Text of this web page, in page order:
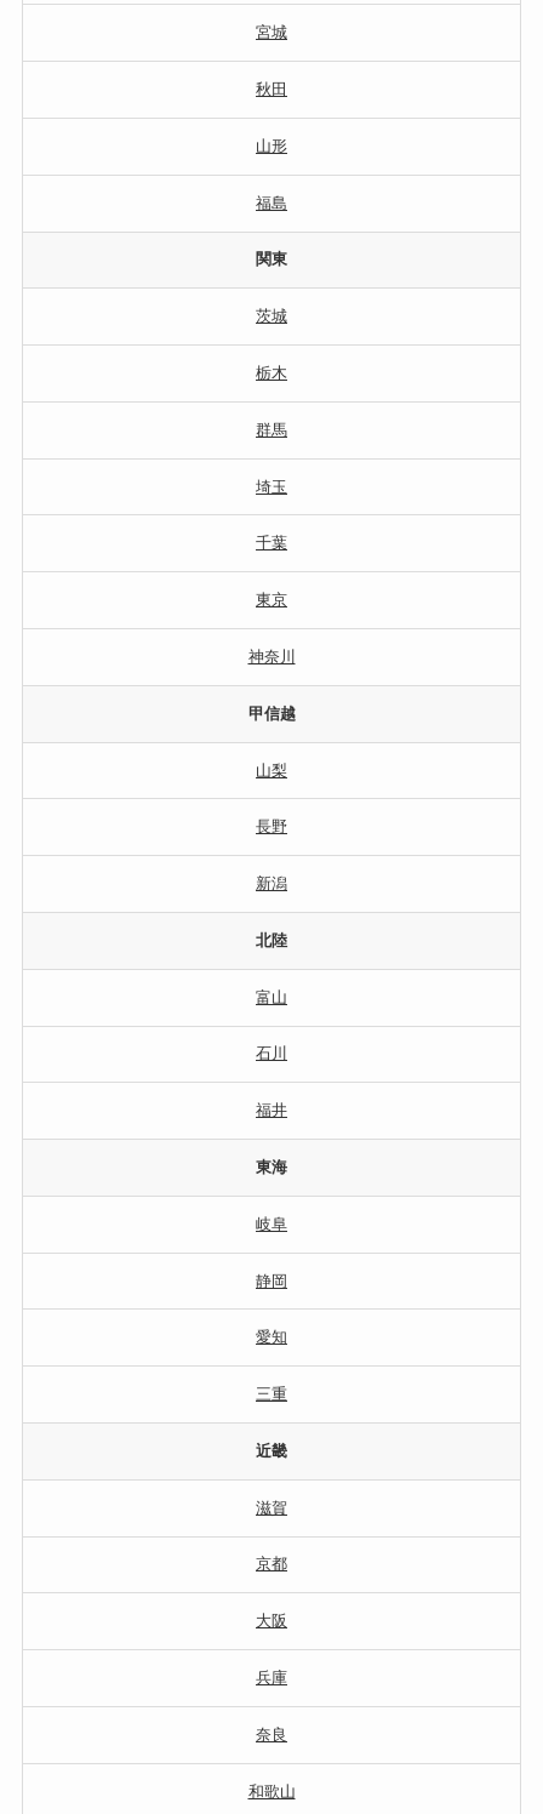
宮城
秋田
山形
福島
関東
茨城
栃木
群馬
埼玉
千葉
東京
神奈川
甲信越
山梨
長野
新潟
北陸
富山
石川
福井
東海
岐阜
静岡
愛知
三重
近畿
滋賀
京都
大阪
兵庫
奈良
和歌山